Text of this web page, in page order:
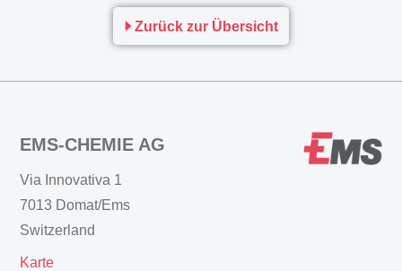
Zurück zur Übersicht
EMS-CHEMIE AG
Via Innovativa 1
7013 Domat/Ems
Switzerland
Karte